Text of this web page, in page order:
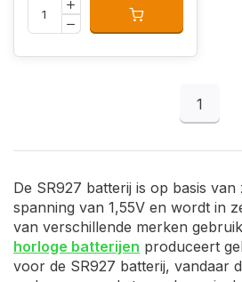
1
De SR927 batterij is op basis
spanning van 1,55V en wordt in
van verschillende merken
horloge batterijen produceert
voor de SR927 batterij, vandaar